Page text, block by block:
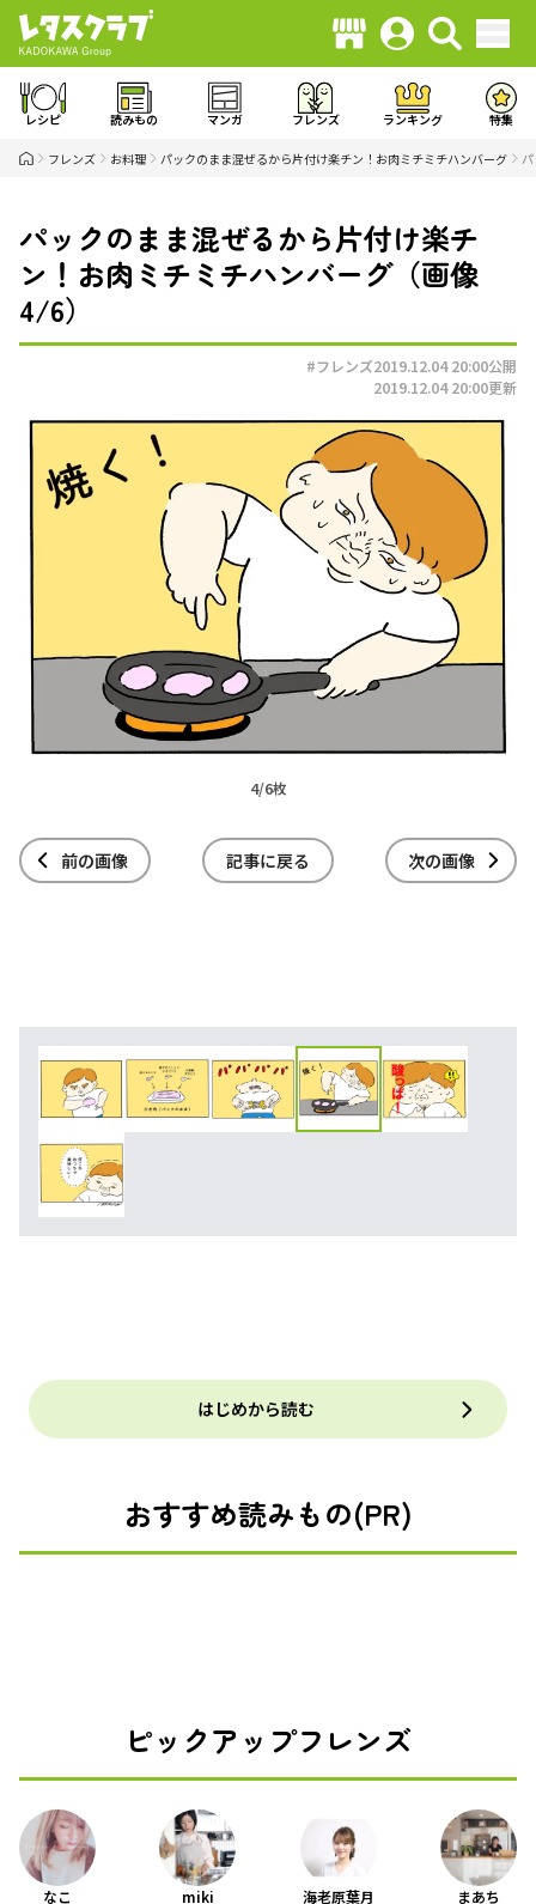
レシピ 読みもの マンガ フレンズ ランキング 特集
フレンズ お料理 パックのまま混ぜるから片付け楽チン！お肉ミチミチハンバーグ
パックのまま混ぜるから片付け楽チ
ン！お肉ミチミチハンバーグ（画像
4/6）
#フレンズ2019.12.04 20:00公開
2019.12.04 20:00更新
4/6枚
前の画像 記事に戻る 次の画像
はじめから読む
おすすめ読みもの(PR)
ピックアップフレンズ
なこ miki 海老原葉月 まあち